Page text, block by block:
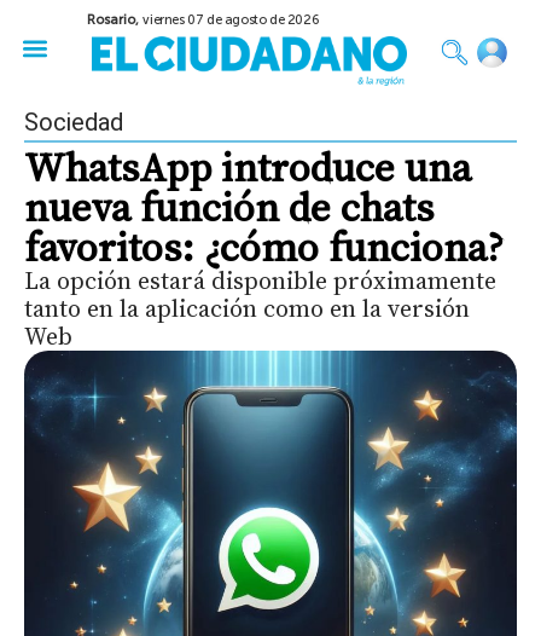
Rosario,viernes 07 de agosto de 2026
Sociedad
WhatsApp introduce una
nueva función de chats
favoritos: ¿cómo funciona?
La opción estará disponible próximamente
tanto en la aplicación como en la versión
Web